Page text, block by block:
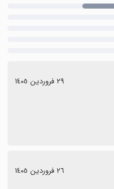
٢٩ فروردین ١٤٠٥
٢٦ فروردین ١٤٠٥